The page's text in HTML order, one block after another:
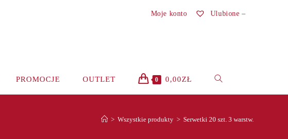
Moje konto Ulubione –
PROMOCJE OUTLET 0 0,00ZŁ TOGGLE
> Wszystkie produkty > Serwetki 20 szt. 3 warstw.